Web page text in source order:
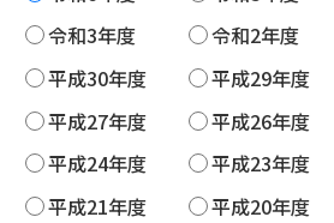
令和3年度
令和2年度
平成30年度
平成29年度
平成27年度
平成26年度
平成24年度
平成23年度
平成21年度
平成20年度